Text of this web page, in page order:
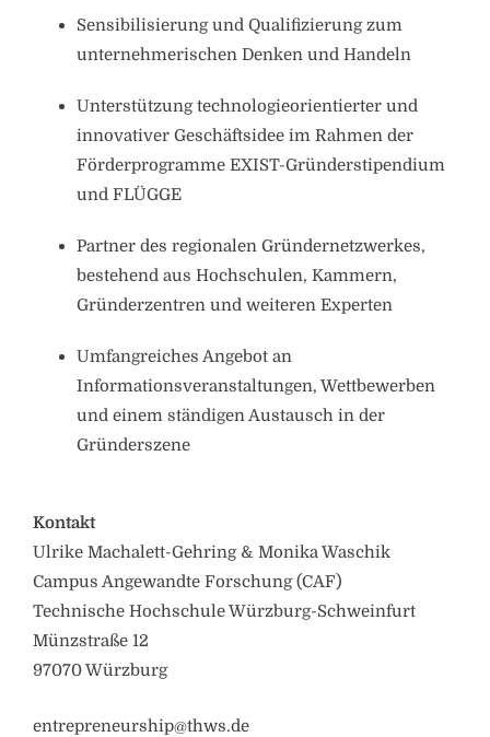
Sensibilisierung und Qualifizierung zum
unternehmerischen Denken und Handeln
Unterstützung technologieorientierter und
innovativer Geschäftsidee im Rahmen der
Förderprogramme EXIST-Gründerstipendium
und FLÜGGE
Partner des regionalen Gründernetzwerkes,
bestehend aus Hochschulen, Kammern,
Gründerzentren und weiteren Experten
Umfangreiches Angebot an
Informationsveranstaltungen, Wettbewerben
und einem ständigen Austausch in der
Gründerszene
Kontakt
Ulrike Machalett-Gehring & Monika Waschik
Campus Angewandte Forschung (CAF)
Technische Hochschule Würzburg-Schweinfurt
Münzstraße 12
97070 Würzburg
entrepreneurship@thws.de